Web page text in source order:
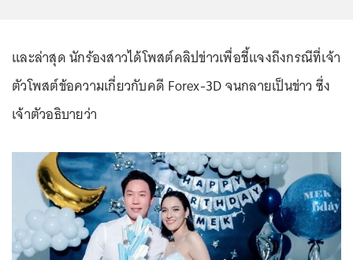
และล่าสุด นักร้องสาวได้โพสต์คลิปข่าวเพื่อชี้แจงถึงกรณีที่เจ้า
ตัวโพสต์ข้อความเกี่ยวกับคดี Forex-3D จนกลายเป็นข่าว ซึ่ง
เจ้าตัวอธิบายว่า